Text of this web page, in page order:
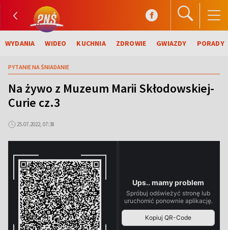
WYDANIA WIDEO KUCHNIA ZDROWIE GWIAZDY PORADY
PYTANIE NA ŚNIADANIE
Na żywo z Muzeum Marii Skłodowskiej-
Curie cz.3
25.07.2022, 07:38